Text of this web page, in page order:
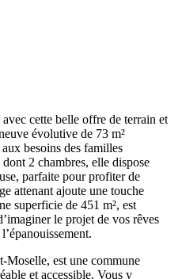
cette belle offre de terrain et
évolutive de 73 m²
besoins des familles
2 chambres, elle dispose
parfaite pour profiter de
attenant ajoute une touche
superficie de 451 m², est
le projet de vos rêves
Moselle, est une commune
et accessible. Vous y